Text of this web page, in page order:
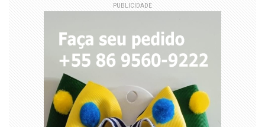
PUBLICIDADE